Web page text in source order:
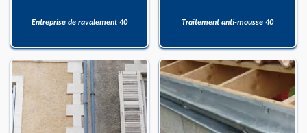
Entreprise de ravalement 40 Traitement anti-mousse 40